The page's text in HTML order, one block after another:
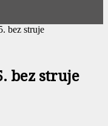
bez struje
bez struje